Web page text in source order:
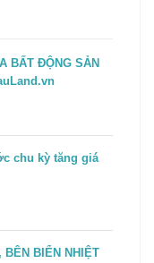
BẤT ĐỘNG SẢN
chu kỳ tăng giá
BÊN BIỂN NHIỆT